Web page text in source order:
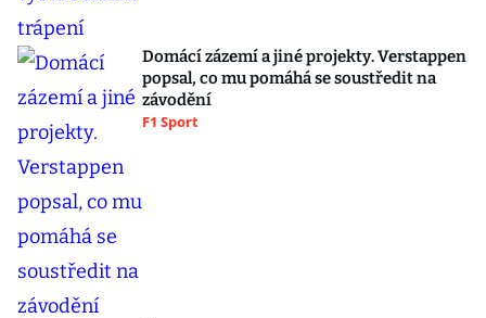
Domácí zázemí a jiné projekty. Verstappen
popsal, co mu pomáhá se soustředit na
závodění
F1 Sport